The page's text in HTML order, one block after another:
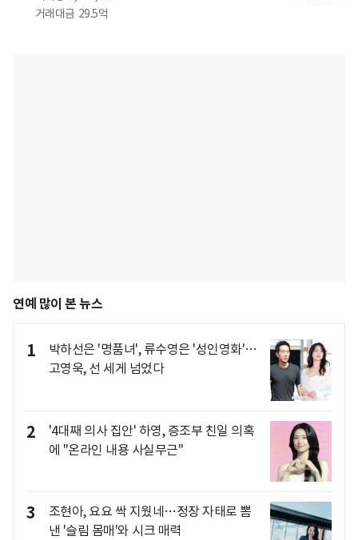
거래대금 29.5억
연예 많이 본 뉴스
1
박하선은 '명품녀', 류수영은 '성인영화'…
고영욱, 선 세게 넘었다
2
'4대째 의사 집안' 하영, 증조부 친일 의혹
에 "온라인 내용 사실무근"
3
조현아, 요요 싹 지웠네…정장 자태로 뽐
낸 '슬림 몸매'와 시크 매력